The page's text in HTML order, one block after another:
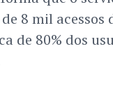
8 mil acessos
de 80% dos